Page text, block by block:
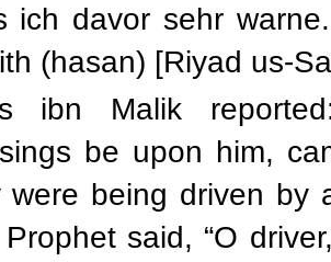
ich davor sehr
(hasan) [Riyad us-
ibn Malik
be upon him,
were being driven by
said, “O